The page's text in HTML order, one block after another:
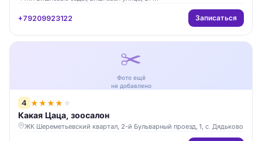
+79209923122 Записаться
✂️
Фото ещё
не добавлено
4 ★★★★ ★
Какая Цаца, зоосалон
ЖК Шереметьевский квартал, 2-й Бульварный проезд, 1, с. Дядьково